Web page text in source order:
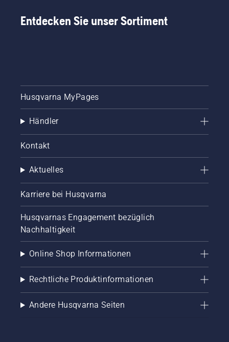
Entdecken Sie unser Sortiment
Husqvarna MyPages
Händler
Kontakt
Aktuelles
Karriere bei Husqvarna
Husqvarnas Engagement bezüglich
Nachhaltigkeit
Online Shop Informationen
Rechtliche Produktinformationen
Andere Husqvarna Seiten